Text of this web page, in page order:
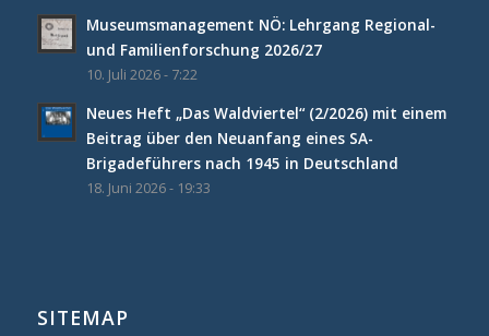
Museumsmanagement NÖ: Lehrgang Regional-
und Familienforschung 2026/27
10. Juli 2026 - 7:22
Neues Heft „Das Waldviertel“ (2/2026) mit einem
Beitrag über den Neuanfang eines SA-
Brigadeführers nach 1945 in Deutschland
18. Juni 2026 - 19:33
SITEMAP